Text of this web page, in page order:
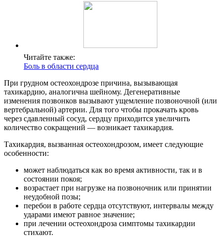
Читайте также:
Боль в области сердца
При грудном остеохондрозе причина, вызывающая
тахикардию, аналогична шейному. Дегенеративные
изменения позвонков вызывают ущемление позвоночной (или
вертебральной) артерии. Для того чтобы прокачать кровь
через сдавленный сосуд, сердцу приходится увеличить
количество сокращений — возникает тахикардия.
Тахикардия, вызванная остеохондрозом, имеет следующие
особенности:
может наблюдаться как во время активности, так и в
состоянии покоя;
возрастает при нагрузке на позвоночник или принятии
неудобной позы;
перебои в работе сердца отсутствуют, интервалы между
ударами имеют равное значение;
при лечении остеохондроза симптомы тахикардии
стихают.